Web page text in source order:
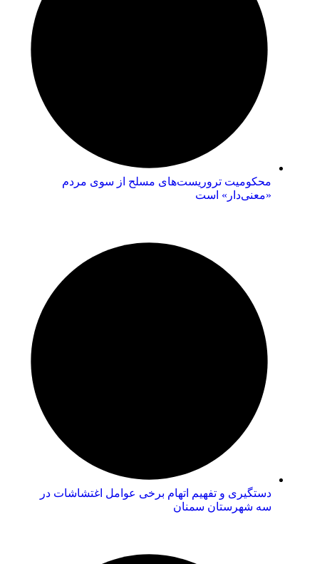
محکومیت تروریست‌های مسلح از سوی مردم
«معنی‌دار» است
دستگیری و تفهیم اتهام برخی عوامل اغتشاشات در
سه شهرستان سمنان